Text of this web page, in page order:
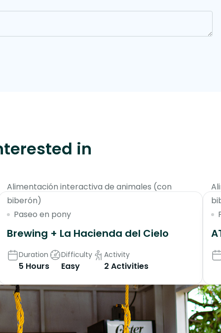
in
Alimentación interactiva de animales (con
biberón)
Paseo en pony
Brewing + La Hacienda del Cielo
Duration
5 Hours
Difficulty
Easy
Activity
2 Activities